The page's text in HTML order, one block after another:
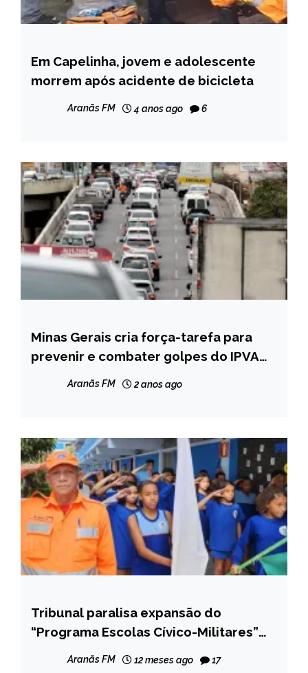
CAPELINHA
NOTÍCIAS
Em Capelinha, jovem e adolescente
morrem após acidente de bicicleta
Aranãs FM 4 anos ago 6
CAPELINHA
MINAS
Minas Gerais cria força-tarefa para
prevenir e combater golpes do IPVA
Aranãs FM 2 anos ago
CAPELINHA
MINAS
Tribunal paralisa expansão do
“Programa Escolas Cívico-Militares”
Aranãs FM 12 meses ago 17